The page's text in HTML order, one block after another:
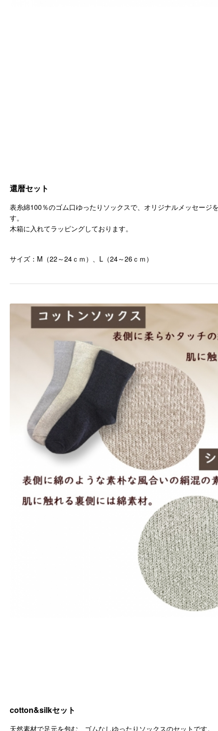
還暦セット
表糸綿100％のゴム口ゆったりソックスで、オリジナルメッセージ
す。
木箱に入れてラッピングしております。
サイズ：M（22～24ｃｍ）、L（24～26ｃｍ）
cotton&silkセット
天然素材で足元を包む、ゴムなしゆったりソックスのセットです。